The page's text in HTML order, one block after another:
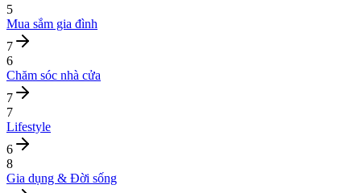
5
Mua sắm gia đình
7
6
Chăm sóc nhà cửa
7
7
Lifestyle
6
8
Gia dụng & Đời sống